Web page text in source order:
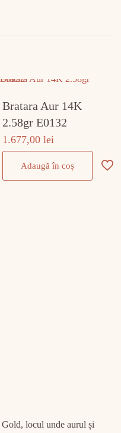
Bratara Aur 14K
2.58gr E0132
1.677,00lei
Adaugă în coș
locul unde aurul și